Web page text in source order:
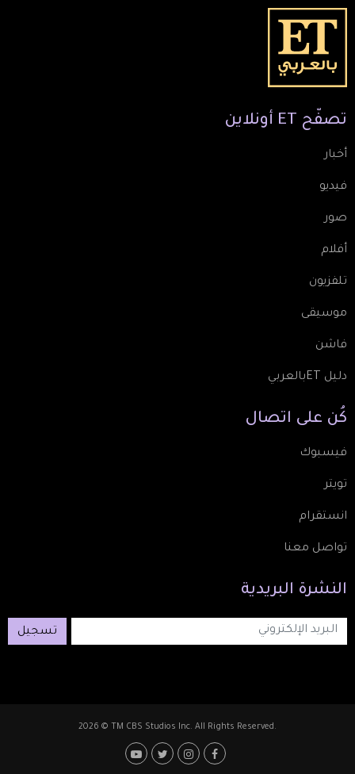
تصفّح ET أونلاين
أخبار
فيديو
صور
أفلام
تلفزيون
موسيقى
فاشن
دليل ETبالعربي
كُن على اتصال
فيسبوك
تويتر
انستقرام
تواصل معنا
النشرة البريدية
تسجيل
2026 © TM CBS Studios Inc. All Rights Reserved.
Footer: Social Media